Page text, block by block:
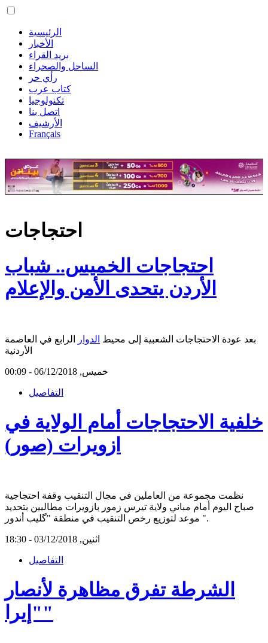
الرئيسية
الأخبار
بريد القراء
الساحل والصحراء
رأي حر
كتاب عرب
تكنولوجيا
اتصل بنا
الأرشيف
Français
احتجاجات
احتجاجات الخميس.. شباب
الأردن يتحدى الأمن والإعلام
بعد عودة الاحتجاجات الشعبية إلى محيط الدوار
الرابع في العاصمة
خميس, 06/12/2018 - 00:09
التفاصيل
خلفية الاحتجاجات أمام الولاية في
ازويرات (صور)
نظمت مجموعة من العاملين في مجال التنقيب وقفة احتجاجية
صباح اليوم أمام مباني ولاية تيرس زمور بازويرات مطالبين بتحديد
موعد لتوزيع رخص التنقيب في منطقة "گليب أندور ".
اثنين, 03/12/2018 - 18:30
التفاصيل
الشرطة تفرق مظاهرة لأنصار
"إيرا"